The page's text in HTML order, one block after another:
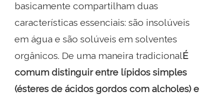
basicamente compartilham duas
características essenciais: são insolúveis
em água e são solúveis em solventes
orgânicos. De uma maneira tradicionalÉ
comum distinguir entre lípidos simples
(ésteres de ácidos gordos com alcholes) e